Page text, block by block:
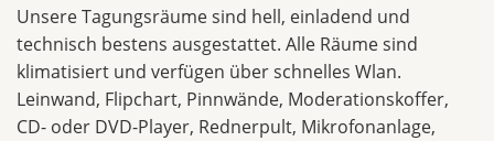
Unsere Tagungsräume sind hell, einladend und
technisch bestens ausgestattet. Alle Räume sind
klimatisiert und verfügen über schnelles Wlan.
Leinwand, Flipchart, Pinnwände, Moderationskoffer,
CD- oder DVD-Player, Rednerpult, Mikrofonanlage,